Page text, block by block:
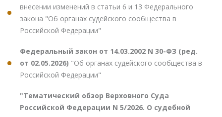
внесении изменений в статьи 6 и 13 Федерального
закона "Об органах судейского сообщества в
Российской Федерации"
Федеральный закон от 14.03.2002 N 30-ФЗ (ред.
от 02.05.2026) "Об органах судейского сообщества в
Российской Федерации"
"Тематический обзор Верховного Суда
Российской Федерации N 5/2026. О судебной